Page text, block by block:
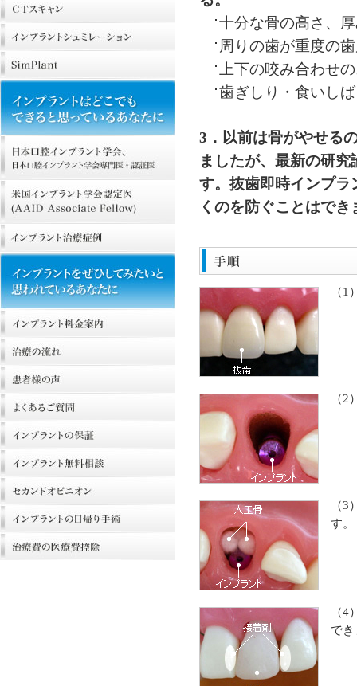
十分な骨の高さ、
周りの歯が重度の
上下の咬み合わせ
歯ぎしり・食いし
3．以前は骨がやせる
ましたが、最新の研
す。抜歯即時インプラ
くのを防ぐことはでき
（
（
（
す。
（
で